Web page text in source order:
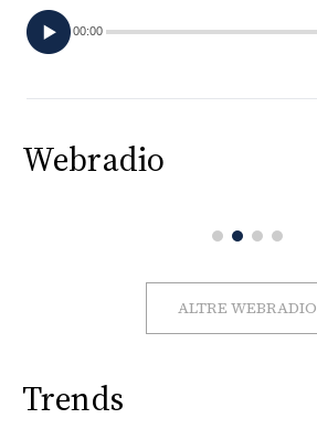
PRINCIPATO
DI
MONACO
CONSIGLIA
00:00
Webradio
ALTRE WEBRADIO
Trends